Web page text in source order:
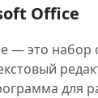
Office
— это набор
для